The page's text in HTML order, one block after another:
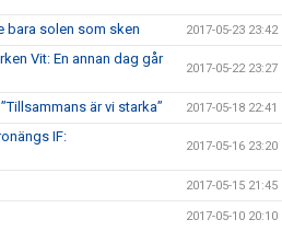
bara solen som sken 2017-05-23 23:42
Vit: En annan dag går
2017-05-22 23:27
är vi starka” 2017-05-18 22:41
IF:
2017-05-16 23:20
2017-05-15 21:45
2017-05-10 20:10